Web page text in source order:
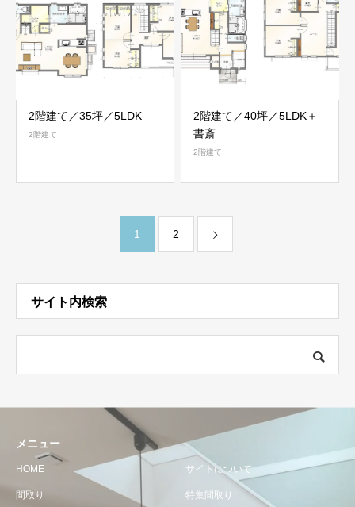
2階建て／35坪／5LDK
2階建て
2階建て／40坪／5LDK＋
書斎
2階建て
1 2
サイト内検索
メニュー
HOME サイトについて
間取り 特集間取り